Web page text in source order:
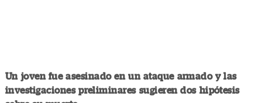
Un joven fue asesinado en un ataque armado y las
investigaciones preliminares sugieren dos hipótesis